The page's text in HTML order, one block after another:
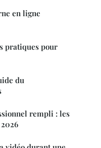
en ligne
pratiques pour
du
rempli : les